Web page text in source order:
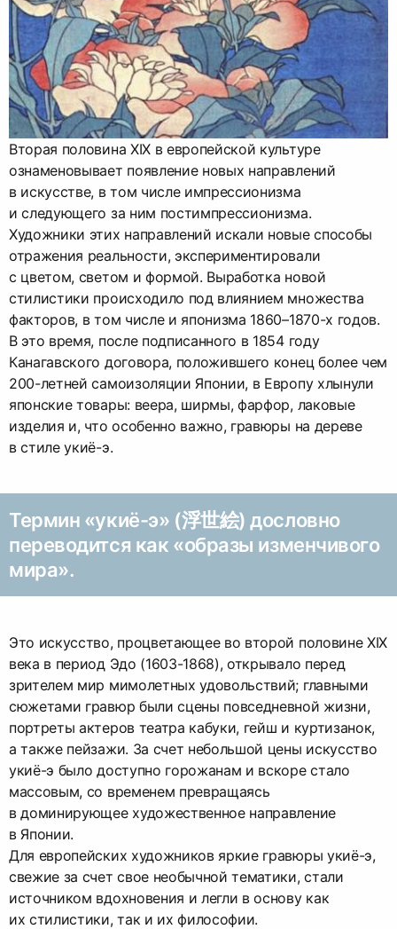
Вторая половина XIX в европейской культуре
ознаменовывает появление новых направлений
в искусстве, в том числе импрессионизма
и следующего за ним постимпрессионизма.
Художники этих направлений искали новые способы
отражения реальности, экспериментировали
с цветом, светом и формой. Выработка новой
стилистики происходило под влиянием множества
факторов, в том числе и японизма 1860–1870-х годов.
В это время, после подписанного в 1854 году
Канагавского договора, положившего конец более чем
200-летней самоизоляции Японии, в Европу хлынули
японские товары: веера, ширмы, фарфор, лаковые
изделия и, что особенно важно, гравюры на дереве
в стиле укиё-э.
Термин «укиё-э» (浮世絵) дословно
переводится как «образы изменчивого
мира».
Это искусство, процветающее во второй половине XIX
века в период Эдо (1603-1868), открывало перед
зрителем мир мимолетных удовольствий; главными
сюжетами гравюр были сцены повседневной жизни,
портреты актеров театра кабуки, гейш и куртизанок,
а также пейзажи. За счет небольшой цены искусство
укиё-э было доступно горожанам и вскоре стало
массовым, со временем превращаясь
в доминирующее художественное направление
в Японии.
Для европейских художников яркие гравюры укиё-э,
свежие за счет свое необычной тематики, стали
источником вдохновения и легли в основу как
их стилистики, так и их философии.